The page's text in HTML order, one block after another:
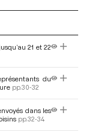
21 et 22
du
pp.30-32
dans les
pp.32-34